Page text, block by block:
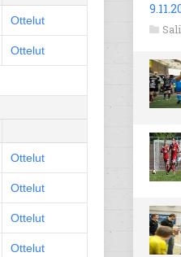
Ottelut
Ottelut
Ottelut
Ottelut
Ottelut
Ottelut